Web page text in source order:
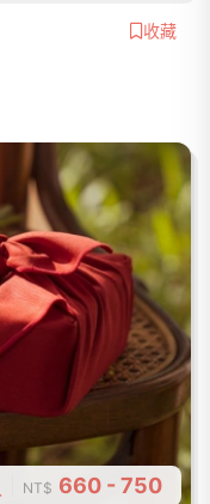
收藏
NT$ 660 - 750